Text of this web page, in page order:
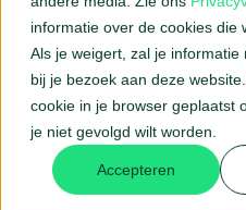
informatie over de cookies die
Als je weigert, zal je informatie
bij je bezoek aan deze
cookie in je browser geplaatst
je niet gevolgd wilt worden.
Accepteren
Home
HR-
Personeelsdossier,